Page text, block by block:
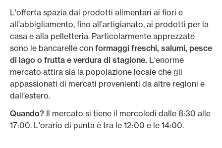
L'offerta spazia dai prodotti alimentari ai fiori e
all'abbigliamento, fino all'artigianato, ai prodotti per la
casa e alla pelletteria. Particolarmente apprezzate
sono le bancarelle con formaggi freschi, salumi, pesce
di lago o frutta e verdura di stagione. L'enorme
mercato attira sia la popolazione locale che gli
appassionati di mercati provenienti da altre regioni e
dall'estero.
Quando? Il mercato si tiene il mercoledì dalle 8:30 alle
17:00. L'orario di punta è tra le 12:00 e le 14:00.